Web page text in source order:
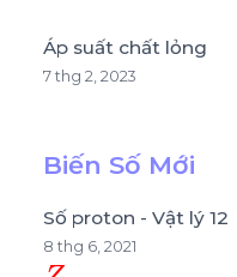
Áp suất chất lỏng
7 thg 2, 2023
Biến Số Mới
Số proton - Vật lý 12
8 thg 6, 2021
Z